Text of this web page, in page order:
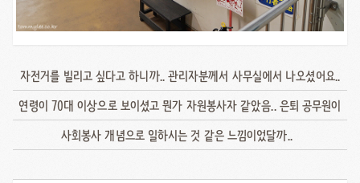
자전거를 빌리고 싶다고 하니까.. 관리자분께서 사무실에서 나오셨어요..
연령이 70대 이상으로 보이셨고 뭔가 자원봉사자 같았음.. 은퇴 공무원이
사회봉사 개념으로 일하시는 것 같은 느낌이었달까..